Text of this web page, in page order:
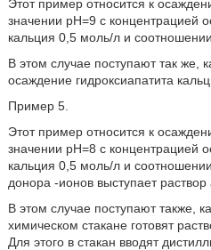
Этот пример относится к
значении рН=9 с концентрацией
кальция 0,5 моль/л и соотношении
В этом случае поступают так же,
осаждение гидроксиапатита
Пример 5.
Этот пример относится к
значении рН=8 с концентрацией
кальция 0,5 моль/л и соотношении
донора -ионов выступает
В этом случае поступают также,
химическом стакане готовят
Для этого в стакан вводят